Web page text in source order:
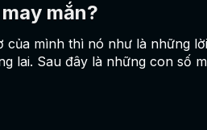
mắn?
của mình thì nó như là những
lai. Sau đây là những con số